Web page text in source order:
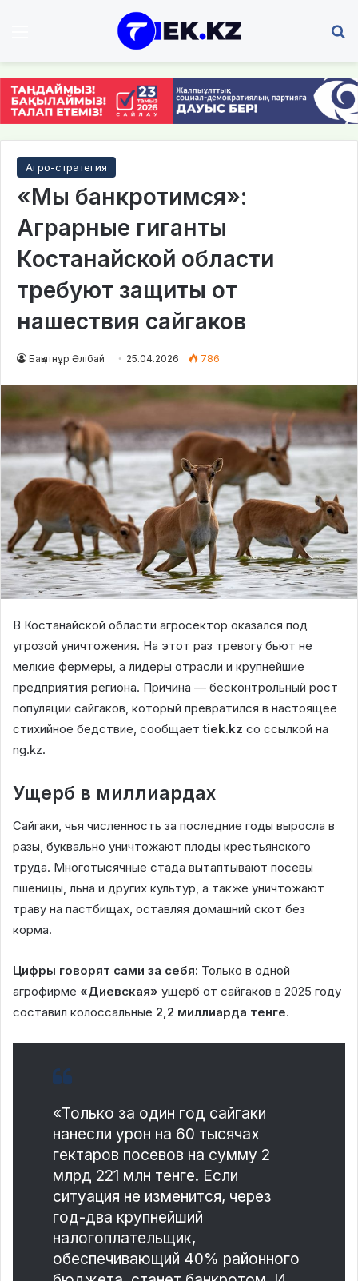
Агро-стратегия
«Мы банкротимся»:
Аграрные гиганты
Костанайской области
требуют защиты от
нашествия сайгаков
Бақытнұр Әлібай 25.04.2026 786
В Костанайской области агросектор оказался под
угрозой уничтожения. На этот раз тревогу бьют не
мелкие фермеры, а лидеры отрасли и крупнейшие
предприятия региона. Причина — бесконтрольный рост
популяции сайгаков, который превратился в настоящее
стихийное бедствие, сообщаетtiek.kz со ссылкой на
ng.kz.
Ущерб в миллиардах
Сайгаки, чья численность за последние годы выросла в
разы, буквально уничтожают плоды крестьянского
труда. Многотысячные стада вытаптывают посевы
пшеницы, льна и других культур, а также уничтожают
траву на пастбищах, оставляя домашний скот без
корма.
Цифры говорят сами за себя: Только в одной
агрофирме «Диевская» ущерб от сайгаков в 2025 году
составил колоссальные 2,2 миллиарда тенге.
«Только за один год сайгаки
нанесли урон на 60 тысячах
гектаров посевов на сумму 2
млрд 221 млн тенге. Если
ситуация не изменится, через
год-два крупнейший
налогоплательщик,
обеспечивающий 40% районного